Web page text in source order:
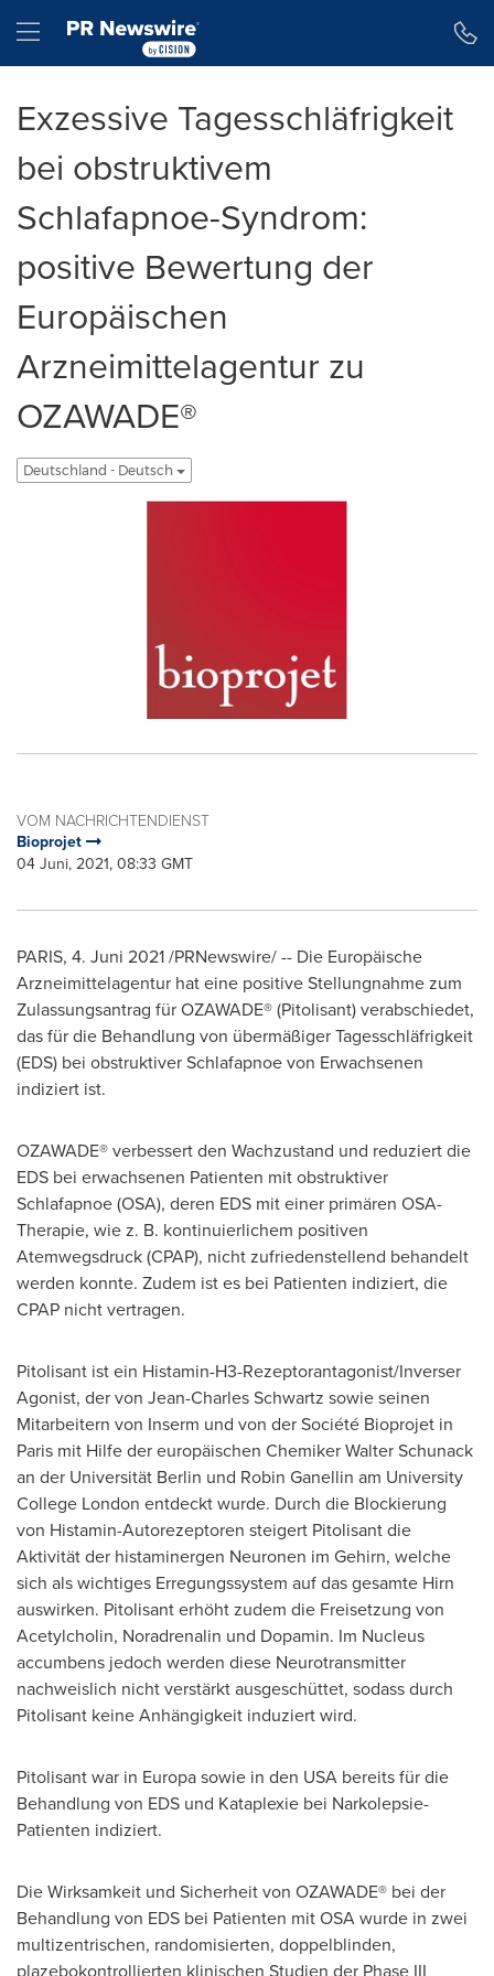
Hamburger menu
Exzessive Tagesschläfrigkeit
bei obstruktivem
Schlafapnoe-Syndrom:
positive Bewertung der
Europäischen
Arzneimittelagentur zu
OZAWADE®
Deutschland - Deutsch
VOM NACHRICHTENDIENST
Bioprojet
04 Juni, 2021, 08:33 GMT
PARIS, 4. Juni 2021 /PRNewswire/ -- Die Europäische
Arzneimittelagentur hat eine positive Stellungnahme zum
Zulassungsantrag für OZAWADE® (Pitolisant) verabschiedet,
das für die Behandlung von übermäßiger Tagesschläfrigkeit
(EDS) bei obstruktiver Schlafapnoe von Erwachsenen
indiziert ist.
OZAWADE® verbessert den Wachzustand und reduziert die
EDS bei erwachsenen Patienten mit obstruktiver
Schlafapnoe (OSA), deren EDS mit einer primären OSA-
Therapie, wie z. B. kontinuierlichem positiven
Atemwegsdruck (CPAP), nicht zufriedenstellend behandelt
werden konnte. Zudem ist es bei Patienten indiziert, die
CPAP nicht vertragen.
Pitolisant ist ein Histamin-H3-Rezeptorantagonist/Inverser
Agonist, der von Jean-Charles Schwartz sowie seinen
Mitarbeitern von Inserm und von der Société Bioprojet in
Paris mit Hilfe der europäischen Chemiker Walter Schunack
an der Universität Berlin und Robin Ganellin am University
College London entdeckt wurde. Durch die Blockierung
von Histamin-Autorezeptoren steigert Pitolisant die
Aktivität der histaminergen Neuronen im Gehirn, welche
sich als wichtiges Erregungssystem auf das gesamte Hirn
auswirken. Pitolisant erhöht zudem die Freisetzung von
Acetylcholin, Noradrenalin und Dopamin. Im Nucleus
accumbens jedoch werden diese Neurotransmitter
nachweislich nicht verstärkt ausgeschüttet, sodass durch
Pitolisant keine Anhängigkeit induziert wird.
Pitolisant war in Europa sowie in den USA bereits für die
Behandlung von EDS und Kataplexie bei Narkolepsie-
Patienten indiziert.
Die Wirksamkeit und Sicherheit von OZAWADE® bei der
Behandlung von EDS bei Patienten mit OSA wurde in zwei
multizentrischen, randomisierten, doppelblinden,